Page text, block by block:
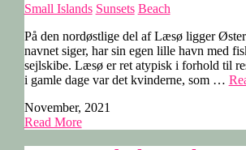
Small Islands Sunsets Beach
På den nordøstlige del af Læsø ligger
navnet siger, har sin egen lille havn med
sejlskibe. Læsø er ret atypisk i forhold til
i gamle dage var det kvinderne, som …
November, 2021
Read More